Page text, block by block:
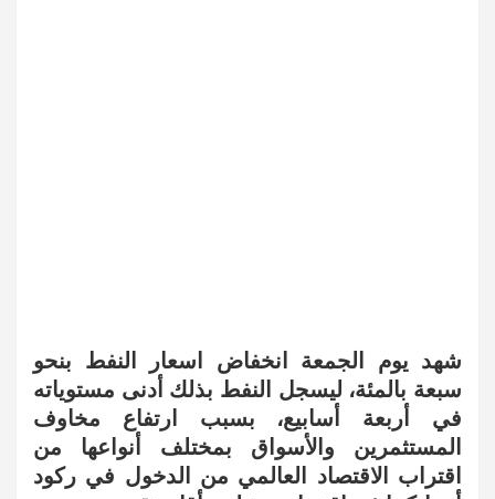
شهد يوم الجمعة انخفاض اسعار النفط بنحو
سبعة بالمئة، ليسجل النفط بذلك أدنى مستوياته
في أربعة أسابيع، بسبب ارتفاع مخاوف
المستثمرين والأسواق بمختلف أنواعها من
اقتراب الاقتصاد العالمي من الدخول في ركود